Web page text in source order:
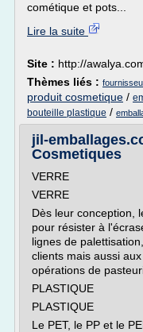
cométique et pots...
Lire la suite
Site : http://
Thèmes liés :
produit cosmetique /
bouteille plastique /
jil-
Cosmetiques
VERRE
VERRE
Dès leur conception,
pour résister à
lignes de
clients mais aussi
opérations de
PLASTIQUE
PLASTIQUE
Le PET, le PP et le